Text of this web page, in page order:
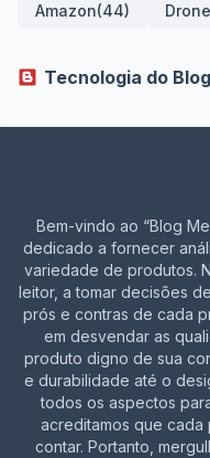
Amazon(44) Drone
Tecnologia do
Bem-vindo ao “Blog
dedicado a fornecer
variedade de produtos.
leitor, a tomar decisões
prós e contras de cada
em desvendar as
produto digno de sua
e durabilidade até o
todos os aspectos
acreditamos que cada
contar. Portanto,